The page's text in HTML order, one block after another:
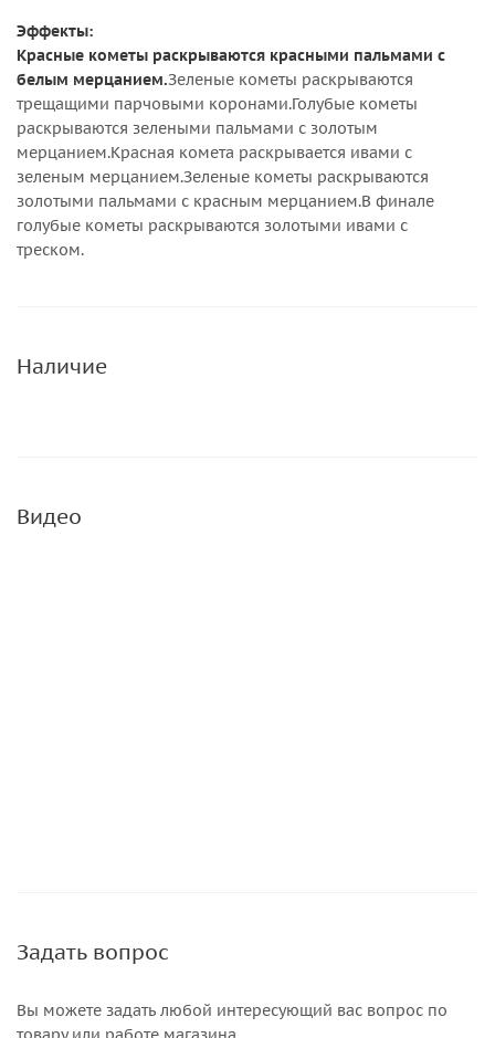
Эффекты:
Красные кометы раскрываются красными пальмами с
белым мерцанием.Зеленые кометы раскрываются
трещащими парчовыми коронами.Голубые кометы
раскрываются зелеными пальмами с золотым
мерцанием.Красная комета раскрывается ивами с
зеленым мерцанием.Зеленые кометы раскрываются
золотыми пальмами с красным мерцанием.В финале
голубые кометы раскрываются золотыми ивами с
треском.
Наличие
Видео
Задать вопрос
Вы можете задать любой интересующий вас вопрос по